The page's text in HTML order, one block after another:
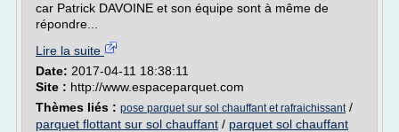
car Patrick DAVOINE et son équipe sont à même de
répondre...
Lire la suite
Date: 2017-04-11 18:38:11
Site : http://www.espaceparquet.com
Thèmes liés : pose parquet sur sol chauffant et rafraichissant/
parquet flottant sur sol chauffant / parquet sol chauffant